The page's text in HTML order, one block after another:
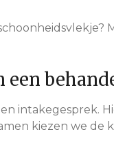
intakegesprek.
kiezen we